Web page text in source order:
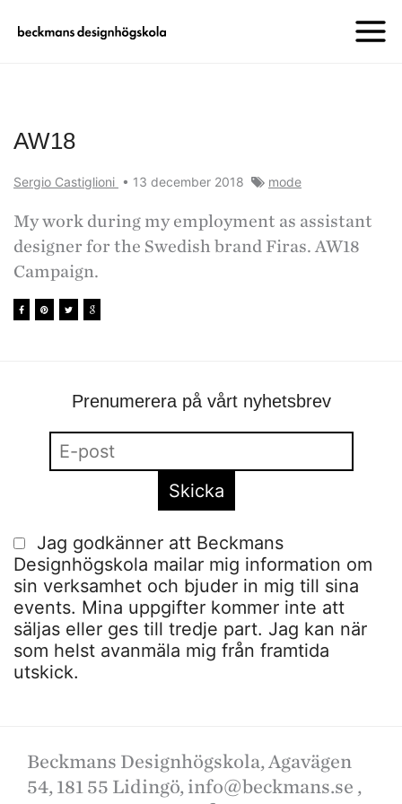
AW18
Sergio Castiglioni • 13 december 2018 mode
My work during my employment as assistant
designer for the Swedish brand Firas. AW18
Campaign.
Prenumerera på vårt nyhetsbrev
Jag godkänner att Beckmans
Designhögskola mailar mig information om
sin verksamhet och bjuder in mig till sina
events. Mina uppgifter kommer inte att
säljas eller ges till tredje part. Jag kan när
som helst avanmäla mig från framtida
utskick.
Beckmans Designhögskola, Agavägen
54, 181 55 Lidingö, info@beckmans.se ,